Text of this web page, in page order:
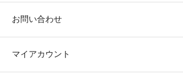
お問い合わせ
マイアカウント